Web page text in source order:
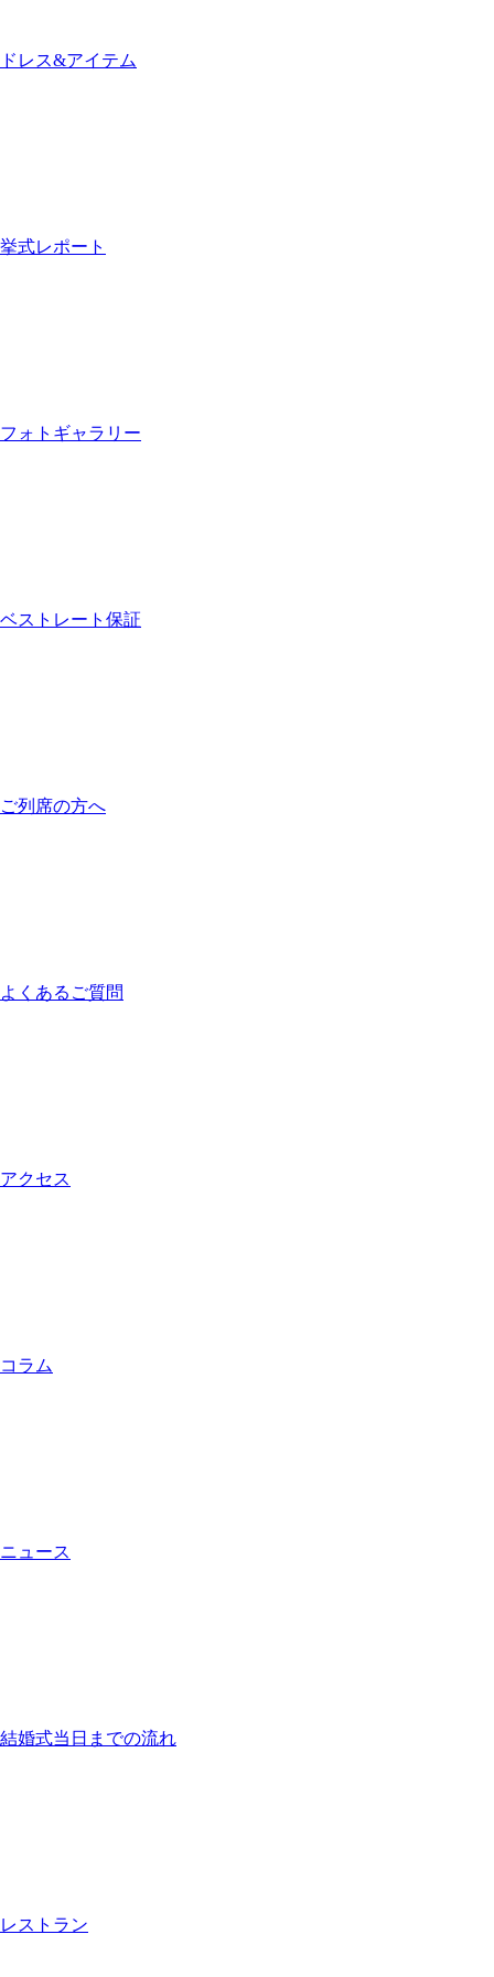
ドレス&アイテム
挙式レポート
フォトギャラリー
ベストレート保証
ご列席の方へ
よくあるご質問
アクセス
コラム
ニュース
結婚式当日までの流れ
レストラン